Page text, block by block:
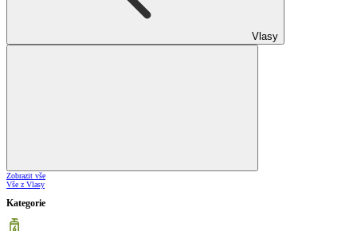
Vlasy
Zobrazit vše
Vše z Vlasy
Kategorie